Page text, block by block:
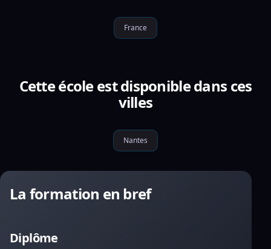
France
Cette école est disponible dans ces
villes
Nantes
La formation en bref
Diplôme